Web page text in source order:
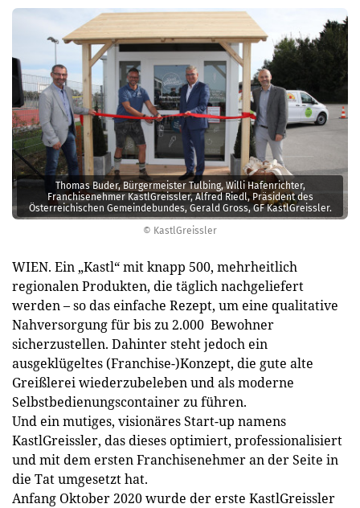
© KastlGreissler
Thomas Buder, Bürgermeister Tulbing, Willi Hafenrichter,
Franchisenehmer KastlGreissler, Alfred Riedl, Präsident des
Österreichischen Gemeindebundes, Gerald Gross, GF KastlGreissler.
WIEN. Ein „Kastl“ mit knapp 500, mehrheitlich
regionalen Produkten, die täglich nachgeliefert
werden – so das einfache Rezept, um eine qualitative
Nahversorgung für bis zu 2.000 Bewohner
sicherzustellen. Dahinter steht jedoch ein
ausgeklügeltes (Franchise-)Konzept, die gute alte
Greißlerei wiederzubeleben und als moderne
Selbstbedienungscontainer zu führen.
Und ein mutiges, visionäres Start-up namens
KastlGreissler, das dieses optimiert, professionalisiert
und mit dem ersten Franchisenehmer an der Seite in
die Tat umgesetzt hat.
Anfang Oktober 2020 wurde der erste KastlGreissler